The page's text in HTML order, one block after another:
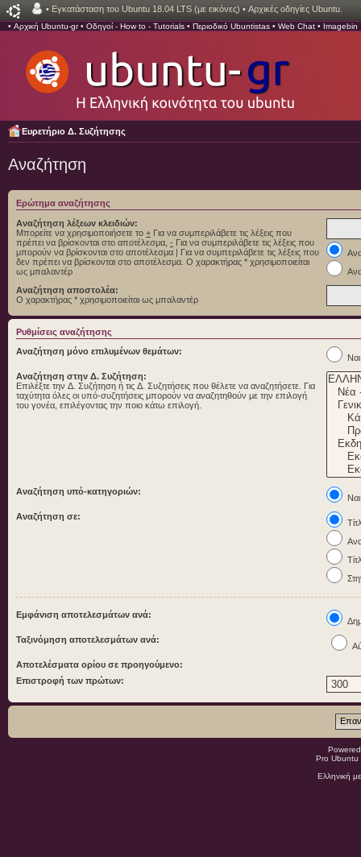
• Εγκατάσταση του Ubuntu 18.04 LTS (με εικόνες) • Αρχικές οδηγίες Ubuntu.
• Αρχική Ubuntu-gr• Οδηγοί - How to - Tutorials • Περιοδικό Ubuntistas • Web Chat • Imagebin
Ευρετήριο Δ. Συζήτησης
Αναζήτηση
Ερώτημα αναζήτησης
Αναζήτηση λέξεων κλειδιών:
Μπορείτε να χρησιμοποιήσετε το + Για να συμπεριλάβετε τις λέξεις που
πρέπει να βρίσκονται στο αποτέλεσμα, - Για να συμπεριλάβετε τις λέξεις που
μπορούν να βρίσκονται στο αποτέλεσμα | Για να συμπεριλάβετε τις λέξεις που
δεν πρέπει να βρίσκονται στο αποτέλεσμα. Ο χαρακτήρας * χρησιμοποιείται
ως μπαλαντέρ
Αναζήτηση αποστολέα:
Ο χαρακτήρας * χρησιμοποιείται ως μπαλαντέρ
Ρυθμίσεις αναζήτησης
Αναζήτηση μόνο επιλυμένων θεμάτων:
Ναι
Αναζήτηση στην Δ. Συζήτηση:
Επιλέξτε την Δ. Συζήτηση ή τις Δ. Συζητήσεις που θέλετε να αναζητήσετε. Για
ταχύτητα όλες οι υπό-συζητήσεις μπορούν να αναζητηθούν με την επιλογή
του γονέα, επιλέγοντας την ποιο κάτω επιλογή.
Αναζήτηση υπό-κατηγοριών:
Ναι
Αναζήτηση σε:
Εμφάνιση αποτελεσμάτων ανά:
Ταξινόμηση αποτελεσμάτων ανά:
Αποτελέσματα ορίου σε προηγούμενο:
Επιστροφή των πρώτων:
Pro
Ελληνική